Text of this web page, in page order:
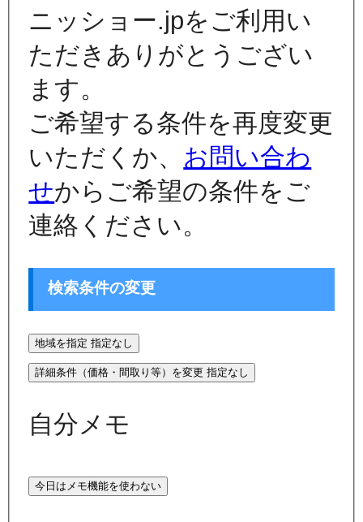
ニッショー.jpをご利用い
ただきありがとうござい
ます。
ご希望する条件を再度変更
いただくか、 お問い合わ
せからご希望の条件をご
連絡ください。
検索条件の変更
地域を指定 指定なし
詳細条件（価格・間取り等）を変更 指定なし
自分メモ
今日はメモ機能を使わない